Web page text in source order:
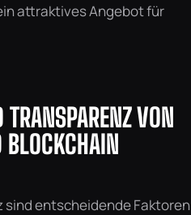
attraktives Angebot für
VON
BLOCKCHAIN
entscheidende Faktoren